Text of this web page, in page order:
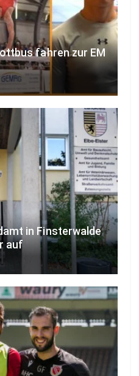
fahren zur EM
in Finsterwalde
auf